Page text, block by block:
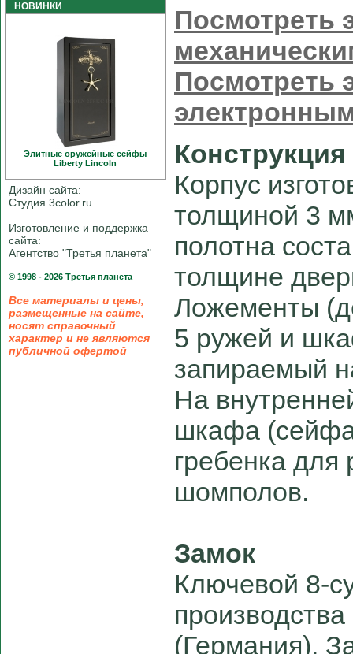
НОВИНКИ
Элитные оружейные сейфы
Liberty Linсoln
Дизайн сайта:
Студия 3color.ru
Изготовление и поддержка
сайта:
Агентство "Третья планета"
© 1998 - 2026 Третья планета
Все материалы и цены,
размещенные на сайте,
носят справочный
характер и не являются
публичной офертой
Посмотреть
Посмотреть
Конструкция
Корпус
толщиной 3
полотна
толщине
Ложементы
5 ружей и
запираемый
На
шкафа
гребенка
шомполов.
Замок
Ключевой 8-
(Германия).